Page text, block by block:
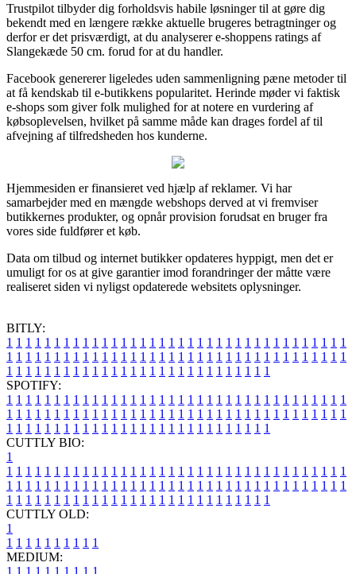
Trustpilot tilbyder dig forholdsvis habile løsninger til at gøre dig
bekendt med en længere række aktuelle brugeres betragtninger og
derfor er det prisværdigt, at du analyserer e-shoppens ratings af
Slangekæde 50 cm. forud for at du handler.
Facebook genererer ligeledes uden sammenligning pæne metoder til
at få kendskab til e-butikkens popularitet. Herinde møder vi faktisk
e-shops som giver folk mulighed for at notere en vurdering af
købsoplevelsen, hvilket på samme måde kan drages fordel af til
afvejning af tilfredsheden hos kunderne.
Hjemmesiden er finansieret ved hjælp af reklamer. Vi har
samarbejder med en mængde webshops derved at vi fremviser
butikkernes produkter, og opnår provision forudsat en bruger fra
vores side fuldfører et køb.
Data om tilbud og internet butikker opdateres hyppigt, men det er
umuligt for os at give garantier imod forandringer der måtte være
realiseret siden vi nyligst opdaterede websitets oplysninger.
BITLY:
1 1 1 1 1 1 1 1 1 1 1 1 1 1 1 1 1 1 1 1 1 1 1 1 1 1 1 1 1 1 1 1 1 1 1 1
1 1 1 1 1 1 1 1 1 1 1 1 1 1 1 1 1 1 1 1 1 1 1 1 1 1 1 1 1 1 1 1 1 1 1 1
1 1 1 1 1 1 1 1 1 1 1 1 1 1 1 1 1 1 1 1 1 1 1 1 1 1 1 1
SPOTIFY:
1 1 1 1 1 1 1 1 1 1 1 1 1 1 1 1 1 1 1 1 1 1 1 1 1 1 1 1 1 1 1 1 1 1 1 1
1 1 1 1 1 1 1 1 1 1 1 1 1 1 1 1 1 1 1 1 1 1 1 1 1 1 1 1 1 1 1 1 1 1 1 1
1 1 1 1 1 1 1 1 1 1 1 1 1 1 1 1 1 1 1 1 1 1 1 1 1 1 1 1
CUTTLY BIO:
1
1 1 1 1 1 1 1 1 1 1 1 1 1 1 1 1 1 1 1 1 1 1 1 1 1 1 1 1 1 1 1 1 1 1 1 1
1 1 1 1 1 1 1 1 1 1 1 1 1 1 1 1 1 1 1 1 1 1 1 1 1 1 1 1 1 1 1 1 1 1 1 1
1 1 1 1 1 1 1 1 1 1 1 1 1 1 1 1 1 1 1 1 1 1 1 1 1 1 1 1
CUTTLY OLD:
1
1 1 1 1 1 1 1 1 1 1
MEDIUM:
1 1 1 1 1 1 1 1 1 1